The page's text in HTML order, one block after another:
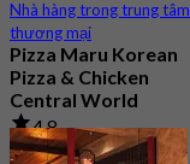
Nhà hàng trong trung tâm
thương mại
Pizza Maru Korean
Pizza & Chicken
Central World
4.8
77 Đã đặt chỗ